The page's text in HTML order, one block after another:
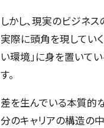
しかし、現実のビジネ
実際に頭角を現してい
い環境」に身を置いて
す。
差を生んでいる本質的
分のキャリアの構造の